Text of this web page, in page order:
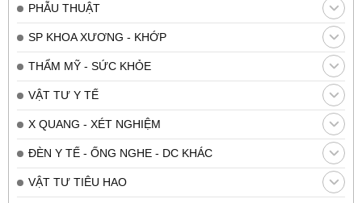
PHẪU THUẬT
SP KHOA XƯƠNG - KHỚP
THẨM MỸ - SỨC KHỎE
VẬT TƯ Y TẾ
X QUANG - XÉT NGHIỆM
ĐÈN Y TẾ - ỐNG NGHE - DC KHÁC
VẬT TƯ TIÊU HAO